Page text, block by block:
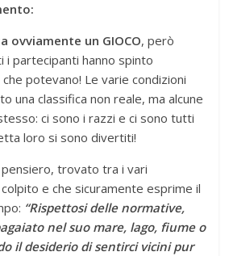
ovviamente un GIOCO, però
i partecipanti hanno spinto
che potevano! Le varie condizioni
una classifica non reale, ma alcune
ci sono i razzi e ci sono tutti
loro si sono divertiti!
pensiero, trovato tra i vari
e che sicuramente esprime il
“Rispettosi delle normative,
nel suo mare, lago, fiume o
il desiderio di sentirci vicini pur